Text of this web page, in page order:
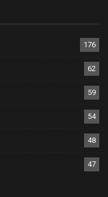
176
62
59
54
48
47